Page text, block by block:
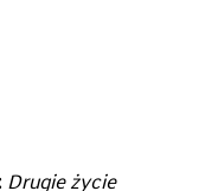
Drugie życie